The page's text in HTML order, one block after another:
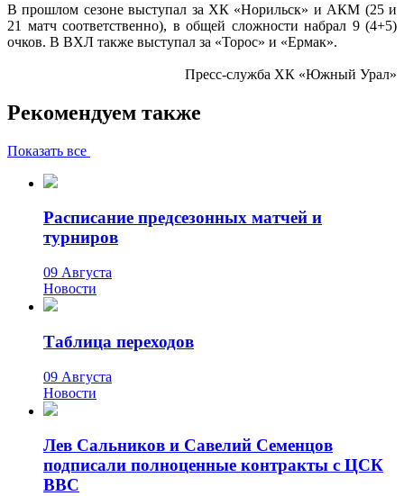
В прошлом сезоне выступал за ХК «Норильск» и АКМ (25 и
21 матч соответственно), в общей сложности набрал 9 (4+5)
очков. В ВХЛ также выступал за «Торос» и «Ермак».
Пресс-служба ХК «Южный Урал»
Рекомендуем также
Показать все
Расписание предсезонных матчей и
турниров
09 Августа
Новости
Таблица переходов
09 Августа
Новости
Лев Сальников и Савелий Семенцов
подписали полноценные контракты с ЦСК
ВВС